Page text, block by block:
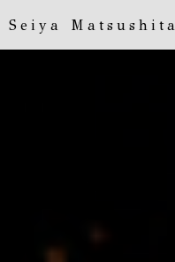
Seiya Matsushita